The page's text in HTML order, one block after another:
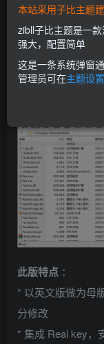
你当然可
弹一次广
此版特点 ：
* 以英文版做为母
分修改
* 集成 Real key，
本站采用子比主题
zibll子比主题是一
强大，配置简单
这是一条系统弹窗
管理员可在主题设